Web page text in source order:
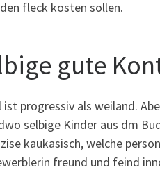
fleck kosten sollen.
gute
progressiv als weiland.
selbige Kinder aus dm
kaukasisch, welche
freund und feind